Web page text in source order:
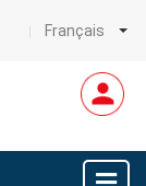
Français